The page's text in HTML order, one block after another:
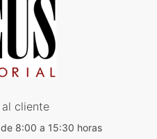
cliente
8:00 a 15:30 horas